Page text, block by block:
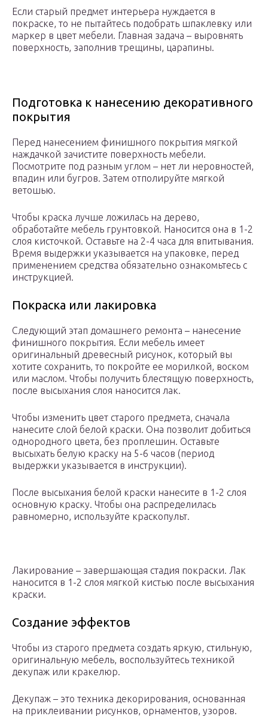
Если старый предмет интерьера нуждается в
покраске, то не пытайтесь подобрать шпаклевку или
маркер в цвет мебели. Главная задача – выровнять
поверхность, заполнив трещины, царапины.
Подготовка к нанесению декоративного
покрытия
Перед нанесением финишного покрытия мягкой
наждачкой зачистите поверхность мебели.
Посмотрите под разным углом – нет ли неровностей,
впадин или бугров. Затем отполируйте мягкой
ветошью.
Чтобы краска лучше ложилась на дерево,
обработайте мебель грунтовкой. Наносится она в 1-2
слоя кисточкой. Оставьте на 2-4 часа для впитывания.
Время выдержки указывается на упаковке, перед
применением средства обязательно ознакомьтесь с
инструкцией.
Покраска или лакировка
Следующий этап домашнего ремонта – нанесение
финишного покрытия. Если мебель имеет
оригинальный древесный рисунок, который вы
хотите сохранить, то покройте ее морилкой, воском
или маслом. Чтобы получить блестящую поверхность,
после высыхания слоя наносится лак.
Чтобы изменить цвет старого предмета, сначала
нанесите слой белой краски. Она позволит добиться
однородного цвета, без проплешин. Оставьте
высыхать белую краску на 5-6 часов (период
выдержки указывается в инструкции).
После высыхания белой краски нанесите в 1-2 слоя
основную краску. Чтобы она распределилась
равномерно, используйте краскопульт.
Лакирование – завершающая стадия покраски. Лак
наносится в 1-2 слоя мягкой кистью после высыхания
краски.
Создание эффектов
Чтобы из старого предмета создать яркую, стильную,
оригинальную мебель, воспользуйтесь техникой
декупаж или кракелюр.
Декупаж – это техника декорирования, основанная
на приклеивании рисунков, орнаментов, узоров.